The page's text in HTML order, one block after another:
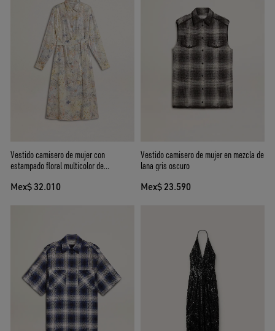
Vestido camisero de mujer con
estampado floral multicolor de
Mex$ 32.010
Vestido camisero de mujer en mezcla de
lana gris oscuro
Mex$ 23.590